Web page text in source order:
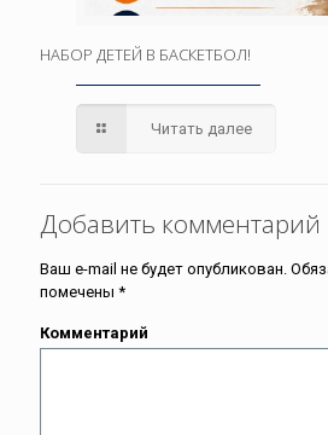
НАБОР ДЕТЕЙ В БАСКЕТБОЛ!
Читать далее
Добавить комментарий
Ваш e-mail не будет опубликован.
помечены *
Комментарий